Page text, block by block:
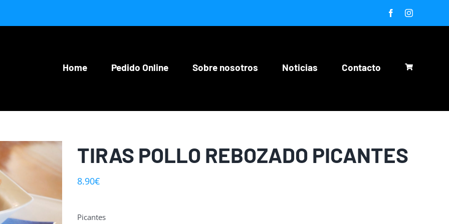
FacebookInstagram
Home Pedido Online Sobre nosotros Noticias Contacto
TIRAS POLLO REBOZADO PICANTES
8.90€
Picantes